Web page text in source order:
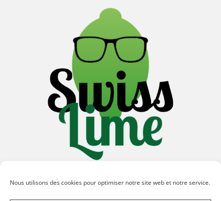
Nous utilisons des cookies pour optimiser notre site web et notre service.